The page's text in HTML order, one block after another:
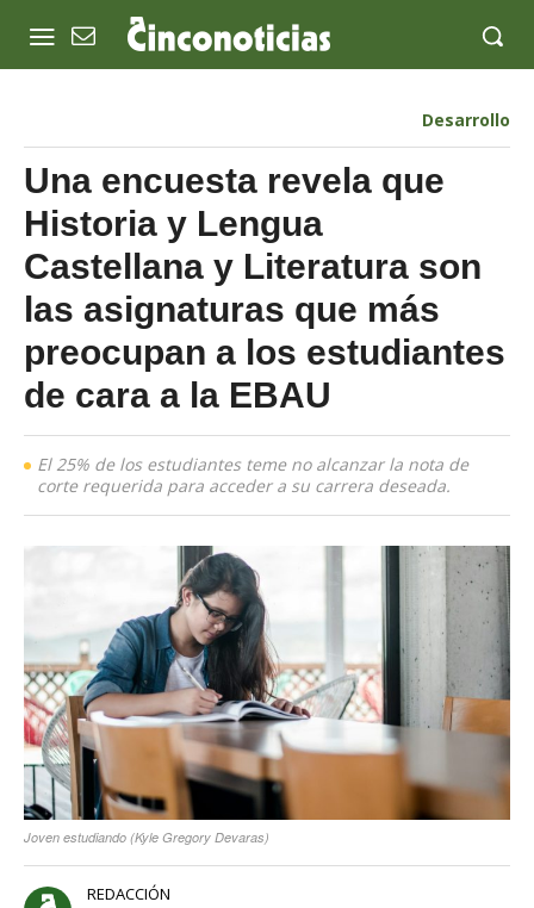
Desarrollo
Una encuesta revela que
Historia y Lengua
Castellana y Literatura son
las asignaturas que más
preocupan a los estudiantes
de cara a la EBAU
El 25% de los estudiantes teme no alcanzar la nota de
corte requerida para acceder a su carrera deseada.
Joven estudiando (Kyle Gregory Devaras)
REDACCIÓN